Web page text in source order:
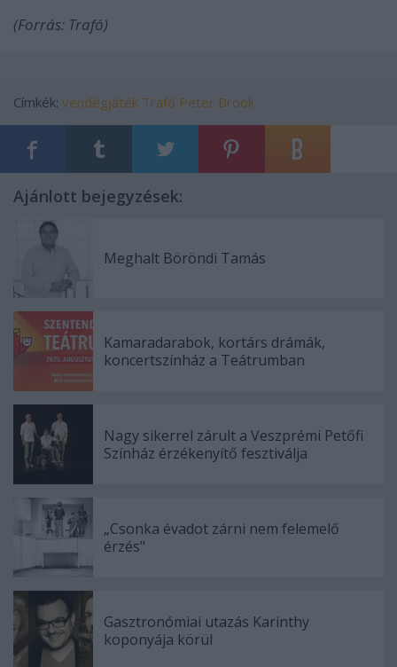
(Forrás: Trafó)
Címkék: vendégjáték Trafó Peter Brook
Ajánlott bejegyzések:
Meghalt Böröndi Tamás
Kamaradarabok, kortárs drámák,
koncertszínház a Teátrumban
Nagy sikerrel zárult a Veszprémi Petőfi
Színház érzékenyítő fesztiválja
„Csonka évadot zárni nem felemelő
érzés"
Gasztronómiai utazás Karinthy
koponyája körül